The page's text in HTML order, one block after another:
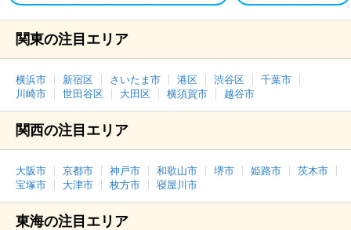
関東の注目エリア
横浜市 新宿区 さいたま市 港区 渋谷区
千葉市
川崎市
世田谷区 大田区 横須賀市 越谷市
関西の注目エリア
大阪市 京都市 神戸市 和歌山市 堺市 姫路市
茨木市
宝塚市
大津市 枚方市 寝屋川市
東海の注目エリア